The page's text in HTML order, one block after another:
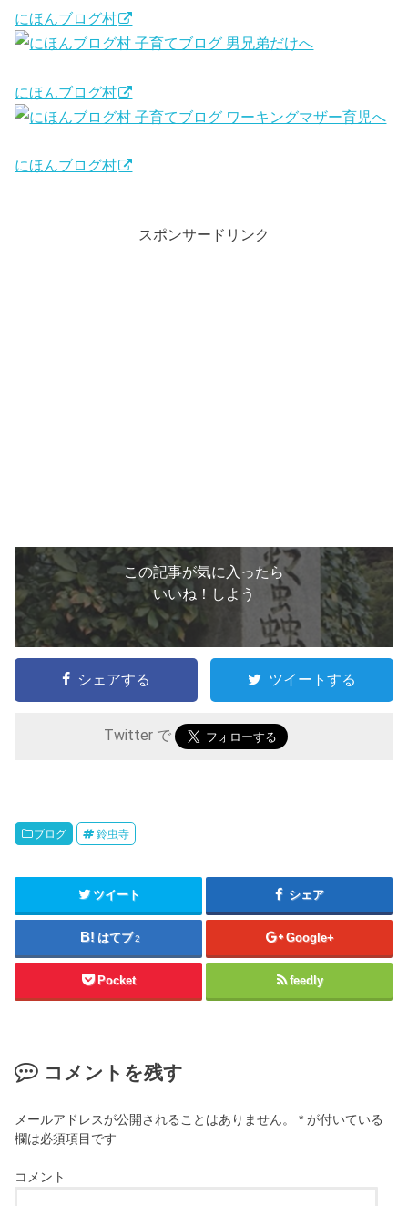
にほんブログ村
にほんブログ村
にほんブログ村
スポンサードリンク
この記事が気に入ったら
いいね！しよう
シェアする ツイートする
Twitter で
ブログ 鈴虫寺
ツイート シェア
はてブ 2 Google+
Pocket feedly
コメントを残す
メールアドレスが公開されることはありません。 * が付いている
欄は必須項目です
コメント